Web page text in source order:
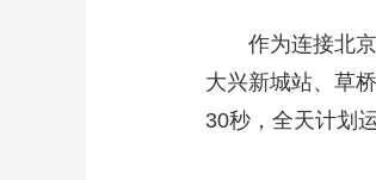
作为连接北京
大兴新城站、草
30秒，全天计划